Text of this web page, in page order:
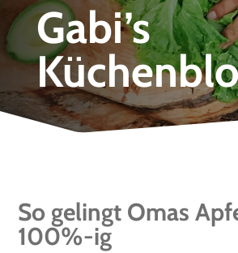
Gabi’s
So gelingt Omas
100%-ig